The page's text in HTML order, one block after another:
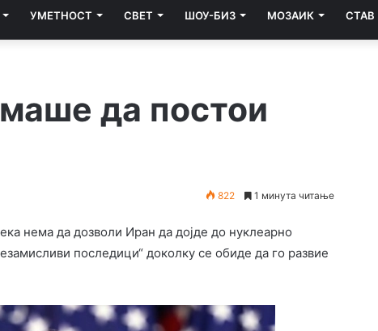
УМЕТНОСТ СВЕТ ШОУ-БИЗ МОЗАИК СТАВ
да постои
822 1 минута читање
нема да дозволи Иран да дојде до нуклеарно
последици“ доколку се обиде да го развие